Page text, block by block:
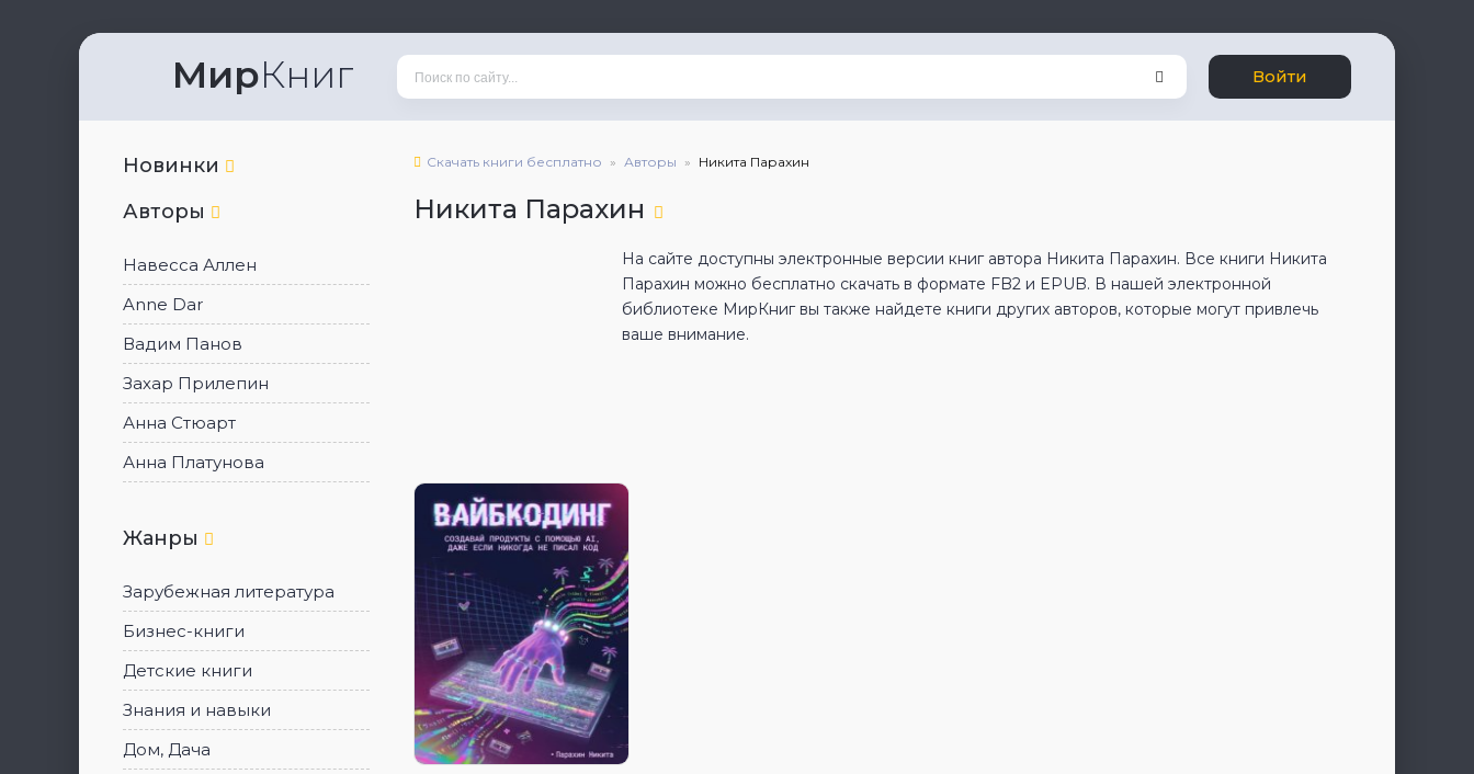
МирКниг Войти
Новинки
Авторы
Навесса Аллен
Anne Dar
Вадим Панов
Захар Прилепин
Анна Стюарт
Анна Платунова
Жанры
Зарубежная литература
Бизнес-книги
Детские книги
Знания и навыки
Дом, Дача
Скачать книги бесплатно Авторы Никита Парахин
Никита Парахин
На сайте доступны электронные версии книг автора Никита Парахин. Все книги Никита
Парахин можно бесплатно скачать в формате FB2 и EPUB. В нашей электронной
библиотеке МирКниг вы также найдете книги других авторов, которые могут привлечь
ваше внимание.